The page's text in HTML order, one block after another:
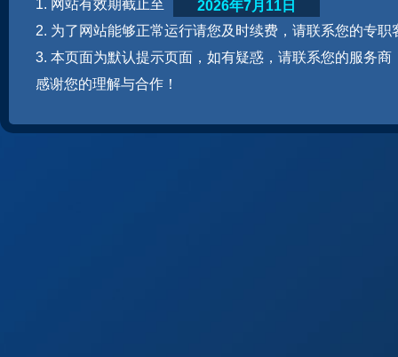
1. 网站有效期截止至
2. 为了网站能够正常运行请您及时续费，请联系您的专职
3. 本页面为默认提示页面，如有疑惑，请联系您的服务商
感谢您的理解与合作！
2026年7月11日